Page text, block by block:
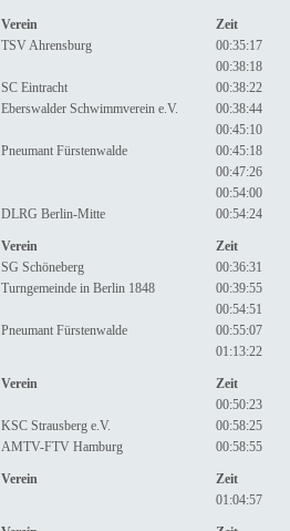
Verein Zeit
TSV Ahrensburg 00:35:17
00:38:18
SC Eintracht 00:38:22
Eberswalder Schwimmverein e.V. 00:38:44
00:45:10
Pneumant Fürstenwalde 00:45:18
00:47:26
00:54:00
DLRG Berlin-Mitte 00:54:24
Verein Zeit
SG Schöneberg 00:36:31
Turngemeinde in Berlin 1848 00:39:55
00:54:51
Pneumant Fürstenwalde 00:55:07
01:13:22
Verein Zeit
00:50:23
KSC Strausberg e.V. 00:58:25
AMTV-FTV Hamburg 00:58:55
Verein Zeit
01:04:57